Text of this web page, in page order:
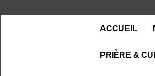
ACCUEIL
PRIÈRE &